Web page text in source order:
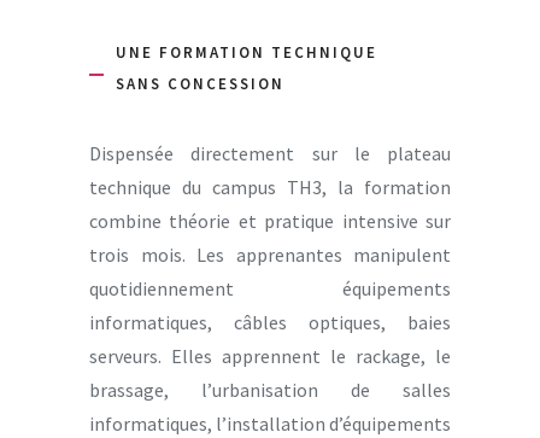
UNE FORMATION TECHNIQUE
SANS CONCESSION
Dispensée directement sur le plateau
technique du campus TH3, la formation
combine théorie et pratique intensive sur
trois mois. Les apprenantes manipulent
quotidiennement équipements
informatiques, câbles optiques, baies
serveurs. Elles apprennent le rackage, le
brassage, l’urbanisation de salles
informatiques, l’installation d’équipements